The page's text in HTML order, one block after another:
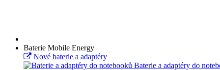
Baterie Mobile Energy
Nové baterie a adaptéry
Baterie a adaptéry do